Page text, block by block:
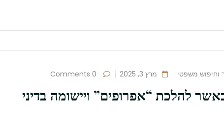
מרץ 3, 2025
להלכת “אפרופים” ויישומה בדיני